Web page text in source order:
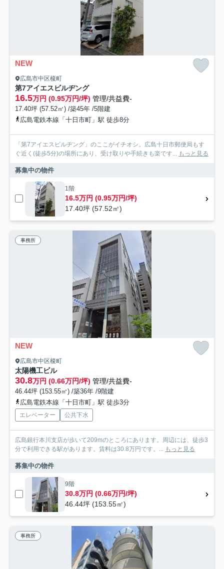
NEW
広島市中区榎町
第7アイエスビルヂング
16.5万円 (0.95万円/坪) 管理/共益費-
17.40坪 (57.52㎡) /築45年 /5階建
広島電鉄本線「十日市町」駅 徒歩8分
「第7アイエスビルヂング」のここがイチオシ。広島十日市郵便局もす
ぐ近く(徒歩5分)の場所にあり、受け取りや手続きも楽です...
もっと見る
募集中の物件
1階
16.5万円 (0.95万円/坪)
17.40坪 (57.52㎡)
事務所
NEW
広島市中区榎町
太陽機工ビル
30.8万円 (0.66万円/坪) 管理/共益費-
46.44坪 (153.55㎡) /築36年 /9階建
広島電鉄本線「十日市町」駅 徒歩3分
エレベーター 公共下水
広島銀行本川支店が歩いて209mのところにあります。周辺には、徒歩3
分で利用できる駅があります。賃料は30.8万円です。... もっと見る
募集中の物件
9階
30.8万円 (0.66万円/坪)
46.44坪 (153.55㎡)
事務所